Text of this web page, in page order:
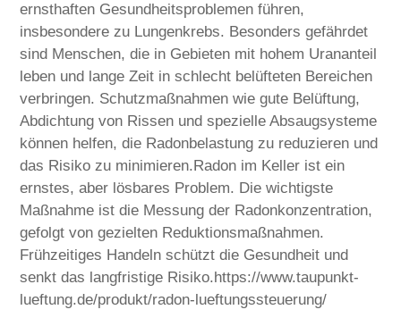
ernsthaften Gesundheitsproblemen führen,
insbesondere zu Lungenkrebs. Besonders gefährdet
sind Menschen, die in Gebieten mit hohem Urananteil
leben und lange Zeit in schlecht belüfteten Bereichen
verbringen. Schutzmaßnahmen wie gute Belüftung,
Abdichtung von Rissen und spezielle Absaugsysteme
können helfen, die Radonbelastung zu reduzieren und
das Risiko zu minimieren.Radon im Keller ist ein
ernstes, aber lösbares Problem. Die wichtigste
Maßnahme ist die Messung der Radonkonzentration,
gefolgt von gezielten Reduktionsmaßnahmen.
Frühzeitiges Handeln schützt die Gesundheit und
senkt das langfristige Risiko.https://www.taupunkt-
lueftung.de/produkt/radon-lueftungssteuerung/